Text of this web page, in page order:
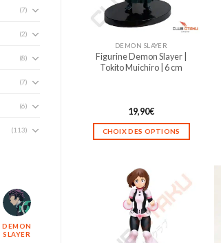
(7)
(2)
(8)
(7)
(6)
(113)
DEMON
SLAYER
DEMON SLAYER
Figurine Demon Slayer |
Tokito Muichiro | 6 cm
19,90€
CHOIX DES OPTIONS
a
plusieurs
variations.
Les
options